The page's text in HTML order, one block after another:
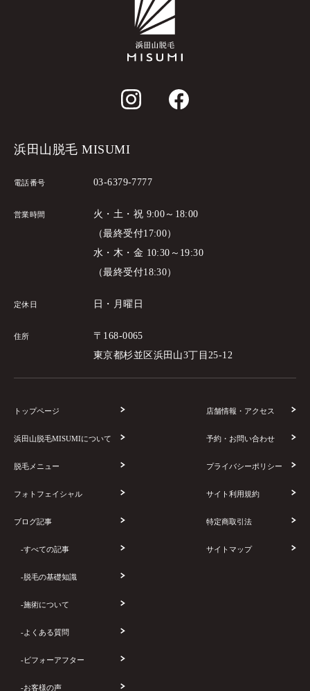
浜田山脱毛 MISUMI
電話番号 03-6379-7777
営業時間
火・土・祝 9:00～18:00
（最終受付17:00）
水・木・金 10:30～19:30
（最終受付18:30）
定休日 日・月曜日
住所
〒168-0065
東京都杉並区浜田山3丁目25-12
トップページ
浜田山脱毛MISUMIについて
脱毛メニュー
フォトフェイシャル
ブログ記事
-すべての記事
-脱毛の基礎知識
-施術について
-よくある質問
-ビフォーアフター
-お客様の声
店舗情報・アクセス
予約・お問い合わせ
プライバシーポリシー
サイト利用規約
特定商取引法
サイトマップ